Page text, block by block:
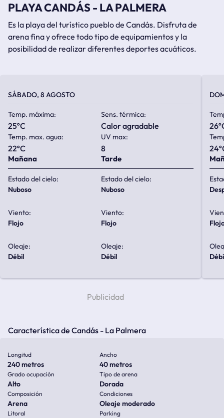
PLAYA CANDÁS - LA PALMERA
Es la playa del turístico pueblo de Candás. Disfruta de
arena fina y ofrece todo tipo de equipamientos y la
posibilidad de realizar diferentes deportes acuáticos.
SÁBADO, 8 AGOSTO
Temp. máxima:
25ºC
Sens. térmica:
calor agradable
Temp. max. agua:
22ºC
UV max:
8
Mañana
Estado del cielo:
nuboso
Viento:
flojo
Oleaje:
débil
Tarde
Estado del cielo:
nuboso
Viento:
flojo
Oleaje:
débil
Característica de Candás - La Palmera
Longitud
240 metros
Ancho
40 metros
Grado ocupación
Alto
Tipo de arena
Dorada
Composición
Arena
Condiciones
Oleaje moderado
Litoral Parking